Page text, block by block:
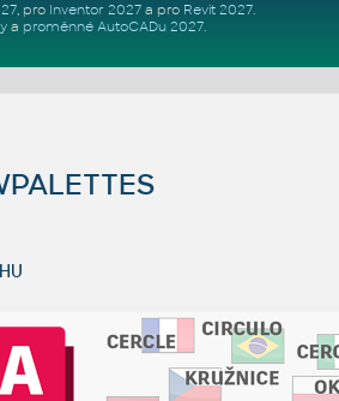
, pro Inventor 2027a pro Revit 2027.
a proměnné AutoCADu 2027.